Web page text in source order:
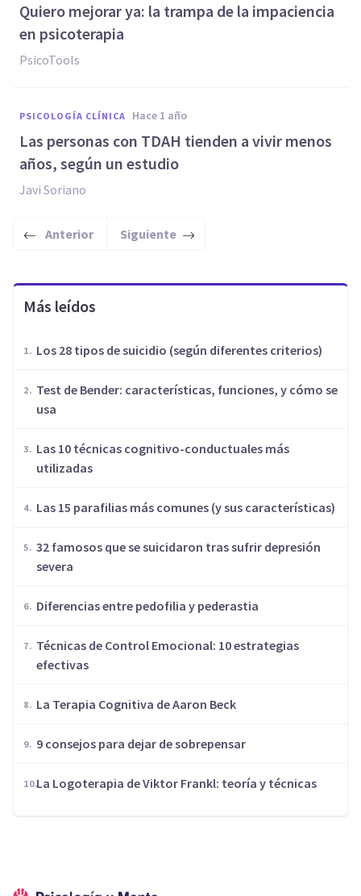
Quiero mejorar ya: la trampa de la impaciencia
en psicoterapia
PsicoTools
PSICOLOGÍA CLÍNICA hace 1 año
Las personas con TDAH tienden a vivir menos
años, según un estudio
Javi Soriano
Anterior Siguiente
Más leídos
Los 28 tipos de suicidio (según diferentes criterios)
Test de Bender: características, funciones, y cómo se
usa
Las 10 técnicas cognitivo-conductuales más
utilizadas
Las 15 parafilias más comunes (y sus características)
32 famosos que se suicidaron tras sufrir depresión
severa
Diferencias entre pedofilia y pederastia
Técnicas de Control Emocional: 10 estrategias
efectivas
​La Terapia Cognitiva de Aaron Beck
9 consejos para dejar de sobrepensar
La Logoterapia de Viktor Frankl: teoría y técnicas